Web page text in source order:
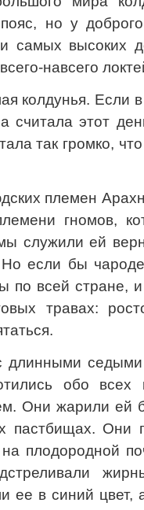
но у
самых высоких
навсего
колдунья. Если
считала этот
так громко,
племен
гномов,
служили ей
Но если бы
по всей стране,
травах:
длинными
обо
Они жарили ей
пастбищах.
плодородной
ее в синий